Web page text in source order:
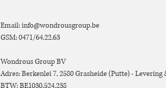
Email:info@wondrousgroup.be
GSM: 0471/64.22.63
Wondrous Group BV
Adres: Berkenlei 7, 2580 Grasheide (Putte) -
BTW: BE1030.524.238